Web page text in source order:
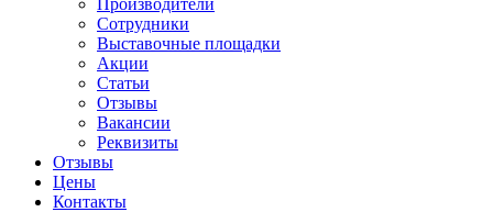
Производители
Сотрудники
Выставочные площадки
Акции
Статьи
Отзывы
Вакансии
Реквизиты
Отзывы
Цены
Контакты